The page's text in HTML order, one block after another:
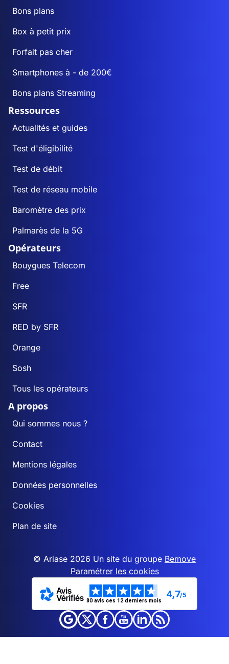
Bons plans
Box à petit prix
Forfait pas cher
Smartphones à - de 200€
Bons plans Streaming
Ressources
Actualités et guides
Test d'éligibilité
Test de débit
Test de réseau mobile
Baromètre des prix
Palmarès de la 5G
Opérateurs
Bouygues Telecom
Free
SFR
RED by SFR
Orange
Sosh
Tous les opérateurs
A propos
Qui sommes nous ?
Contact
Mentions légales
Données personnelles
Cookies
Plan de site
© Ariase 2026 Un site du groupe Bemove
Paramétrer les cookies
80 avis ces 12 derniers mois
4,7/5